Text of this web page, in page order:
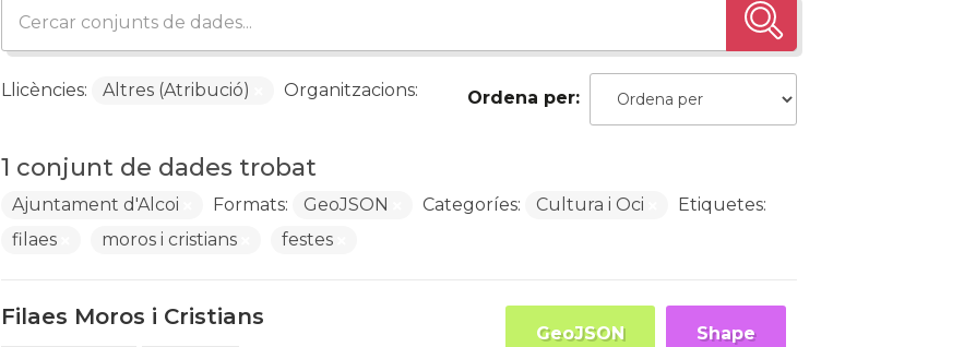
Ordena per
1 conjunt de dades trobat
Llicències: Altres (Atribució) Organitzacions:
Ajuntament d'Alcoi Formats: GeoJSON Categoríes: Cultura i Oci
Etiquetes:
filaes
moros i cristians festes
Filaes Moros i Cristians
Shape
GeoJSON